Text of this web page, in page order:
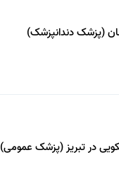
(پزشک دندانپزشک)
در تبریز (پزشک عمومی)